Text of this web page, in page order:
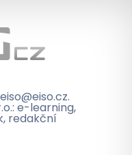
eiso@eiso.cz.
: e-learning,
redakční